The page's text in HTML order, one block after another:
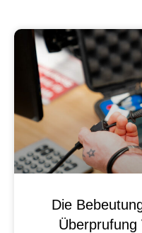
Die
Überprufung